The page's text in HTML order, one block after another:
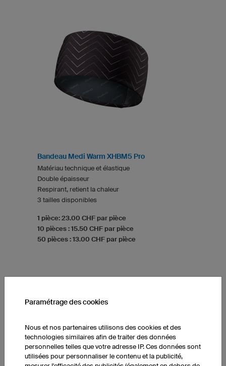
Bandeau Medi Warm XHBM5 Pro
Matériau technique et élastique
Double épaisseur
Respirant, retient la chaleur
3 tailles disponibles
1 pièce: 23.00 CHF par pièce
10 pièces : 15.50 CHF par pièce
50 pièces : 13.00 CHF par pièce
Paramétrage des cookies
Nous et nos partenaires utilisons des cookies et des
technologies similaires afin de traiter des données
personnelles telles que votre adresse IP. Ces données sont
utilisées pour personnaliser le contenu et la publicité,